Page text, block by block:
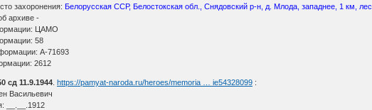
захоронения: Белорусская ССР, Белостокская обл., Снядовский р-н, д. Млода, западнее, 1 км, лес
архиве -
ЦАМО
58
А-71693
2612
сд 11.9.1944 .https://pamyat-naroda.ru/heroes/memoria … ie54328099 :
Васильевич
__.__.1912